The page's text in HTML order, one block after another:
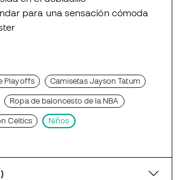
para una sensación cómoda
Playoffs Camisetas Jayson Tatum
Ropa de baloncesto de la NBA
Celtics Niños
(1)